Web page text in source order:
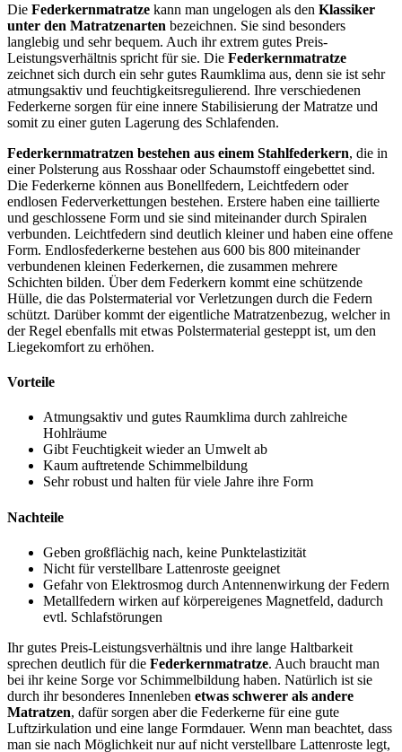
Die Federkernmatratze kann man ungelogen als den Klassiker
unter den Matratzenarten bezeichnen. Sie sind besonders
langlebig und sehr bequem. Auch ihr extrem gutes Preis-
Leistungsverhältnis spricht für sie. Die Federkernmatratze
zeichnet sich durch ein sehr gutes Raumklima aus, denn sie ist sehr
atmungsaktiv und feuchtigkeitsregulierend. Ihre verschiedenen
Federkerne sorgen für eine innere Stabilisierung der Matratze und
somit zu einer guten Lagerung des Schlafenden.
Federkernmatratzen bestehen aus einem Stahlfederkern, die in
einer Polsterung aus Rosshaar oder Schaumstoff eingebettet sind.
Die Federkerne können aus Bonellfedern, Leichtfedern oder
endlosen Federverkettungen bestehen. Erstere haben eine taillierte
und geschlossene Form und sie sind miteinander durch Spiralen
verbunden. Leichtfedern sind deutlich kleiner und haben eine offene
Form. Endlosfederkerne bestehen aus 600 bis 800 miteinander
verbundenen kleinen Federkernen, die zusammen mehrere
Schichten bilden. Über dem Federkern kommt eine schützende
Hülle, die das Polstermaterial vor Verletzungen durch die Federn
schützt. Darüber kommt der eigentliche Matratzenbezug, welcher in
der Regel ebenfalls mit etwas Polstermaterial gesteppt ist, um den
Liegekomfort zu erhöhen.
Vorteile
Atmungsaktiv und gutes Raumklima durch zahlreiche
Hohlräume
Gibt Feuchtigkeit wieder an Umwelt ab
Kaum auftretende Schimmelbildung
Sehr robust und halten für viele Jahre ihre Form
Nachteile
Geben großflächig nach, keine Punktelastizität
Nicht für verstellbare Lattenroste geeignet
Gefahr von Elektrosmog durch Antennenwirkung der Federn
Metallfedern wirken auf körpereigenes Magnetfeld, dadurch
evtl. Schlafstörungen
Ihr gutes Preis-Leistungsverhältnis und ihre lange Haltbarkeit
sprechen deutlich für die Federkernmatratze. Auch braucht man
bei ihr keine Sorge vor Schimmelbildung haben. Natürlich ist sie
durch ihr besonderes Innenleben etwas schwerer als andere
Matratzen, dafür sorgen aber die Federkerne für eine gute
Luftzirkulation und eine lange Formdauer. Wenn man beachtet, dass
man sie nach Möglichkeit nur auf nicht verstellbare Lattenroste legt,